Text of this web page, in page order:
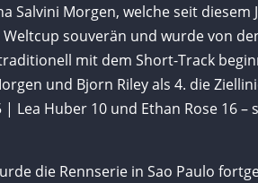
Salvini Morgen, welche seit diesem
souverän und wurde von
mit dem Short-Track
und Bjorn Riley als 4. die
Lea Huber 10 und Ethan Rose 16
die Rennserie in Sao Paulo